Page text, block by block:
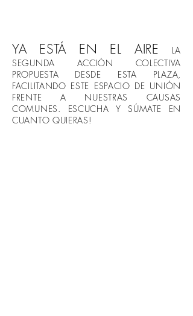
YA ESTÁ EN EL AIRE
LA
SEGUNDA ACCIÓN COLECTIVA
PROPUESTA DESDE ESTA PLAZA,
FACILITANDO ESTE ESPACIO DE UNIÓN
FRENTE A NUESTRAS CAUSAS
COMUNES. ESCUCHA Y SÚMATE EN
CUANTO QUIERAS!